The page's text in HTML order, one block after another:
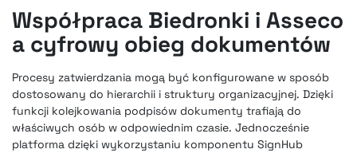
Współpraca Biedronki i Asseco
a cyfrowy obieg dokumentów
Procesy zatwierdzania mogą być konfigurowane w sposób
dostosowany do hierarchii i struktury organizacyjnej. Dzięki
funkcji kolejkowania podpisów dokumenty trafiają do
właściwych osób w odpowiednim czasie. Jednocześnie
platforma dzięki wykorzystaniu komponentu SignHub